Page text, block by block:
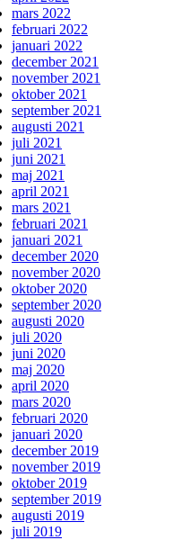
mars 2022
februari 2022
januari 2022
december 2021
november 2021
oktober 2021
september 2021
augusti 2021
juli 2021
juni 2021
maj 2021
april 2021
mars 2021
februari 2021
januari 2021
december 2020
november 2020
oktober 2020
september 2020
augusti 2020
juli 2020
juni 2020
maj 2020
april 2020
mars 2020
februari 2020
januari 2020
december 2019
november 2019
oktober 2019
september 2019
augusti 2019
juli 2019